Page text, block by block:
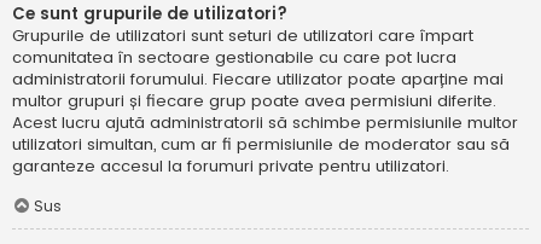
Ce sunt grupurile de utilizatori?
Grupurile de utilizatori sunt seturi de utilizatori care împart
comunitatea în sectoare gestionabile cu care pot lucra
administratorii forumului. Fiecare utilizator poate aparține mai
multor grupuri și fiecare grup poate avea permisiuni diferite.
Acest lucru ajută administratorii să schimbe permisiunile multor
utilizatori simultan, cum ar fi permisiunile de moderator sau să
garanteze accesul la forumuri private pentru utilizatori.
Sus